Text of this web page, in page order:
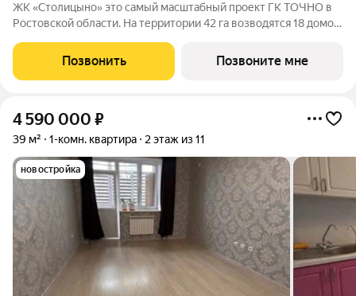
ЖК «Столицыно» это самый масштабный проект ГК ТОЧНО в
Ростовской области. На территории 42 га возводятся 18 домов
на 600 мест, медицинский центр, парк 8,4 га и фитнес-центр с
бассейном.
Позвонить Позвоните мне
4 590 000 ₽
39 м² 1-комн. квартира 2 этаж из 11
новостройка